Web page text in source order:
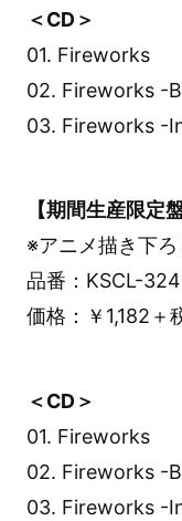
＜CD＞
01. Fireworks
02. Fireworks -
03. Fireworks -
【期間生産限定
※アニメ描き下
品番：KSCL-
価格：￥1,182＋
＜CD＞
01. Fireworks
02. Fireworks -
03. Fireworks -